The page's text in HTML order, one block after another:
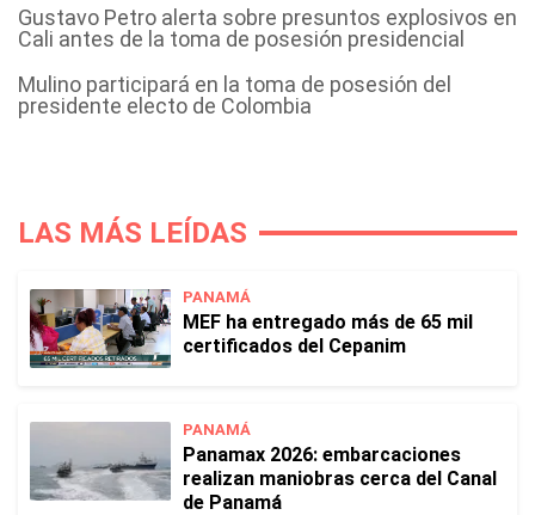
Gustavo Petro alerta sobre presuntos explosivos en
Cali antes de la toma de posesión presidencial
Mulino participará en la toma de posesión del
presidente electo de Colombia
LAS MÁS LEÍDAS
PANAMÁ
MEF ha entregado más de 65 mil
certificados del Cepanim
PANAMÁ
Panamax 2026: embarcaciones
realizan maniobras cerca del Canal
de Panamá